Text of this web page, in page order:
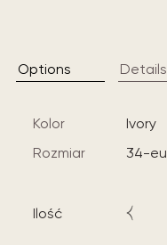
Options Details
Kolor
ivory
Rozmiar
34-eu
Ilość